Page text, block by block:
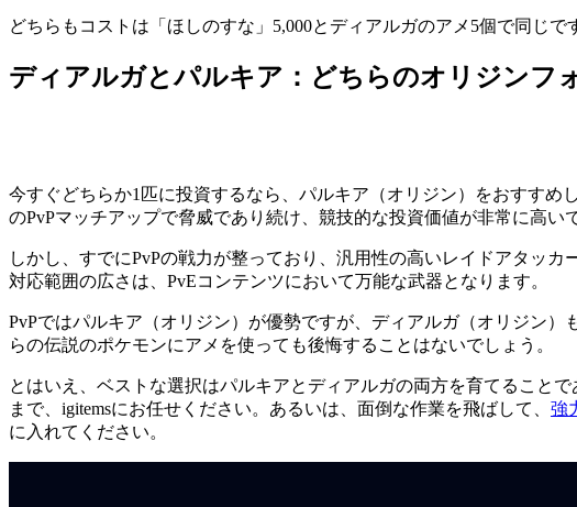
どちらもコストは「ほしのすな」5,000とディアルガのアメ5個で同じ
ディアルガとパルキア：どちらのオリジンフ
今すぐどちらか1匹に投資するなら、パルキア（オリジン）をおすす
のPvPマッチアップで脅威であり続け、競技的な投資価値が非常に高い
しかし、すでにPvPの戦力が整っており、汎用性の高いレイドアタッ
対応範囲の広さは、PvEコンテンツにおいて万能な武器となります。
PvPではパルキア（オリジン）が優勢ですが、ディアルガ（オリジン
らの伝説のポケモンにアメを使っても後悔することはないでしょう。
とはいえ、ベストな選択はパルキアとディアルガの両方を育てること
まで、igitemsにお任せください。あるいは、面倒な作業を飛ばして、 強
に入れてください。